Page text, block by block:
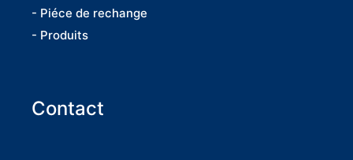
- Piéce de rechange
- Produits
Contact